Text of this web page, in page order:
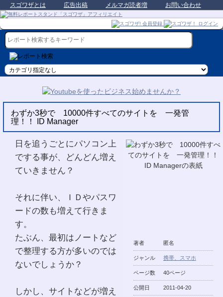
スゴワザとは 広告出稿 メルマガ読者増 お問い合わせ
わずか3秒で 10000件すべてのサイトを 一発管
理！！ ID Manager
著者 匿名
ジャンル 携帯、スマホ
ページ数 40ページ
公開日 2011-04-20
日を追うごとにパソコン上
でする事が、どんどん増え
ていきません？
それに伴い、ＩＤやパスワ
ードの数も増えて行きま
す。
たぶん、最初はノートなど
で整理する方が多いのでは
ないでしょうか？
しかし、サイトなどが増え